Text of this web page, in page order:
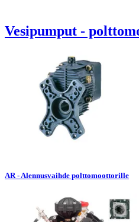
Vesipumput -
AR - Alennusvaihde polttomoottorille